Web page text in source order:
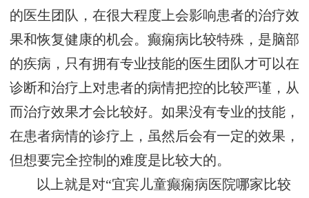
的医生团队，在很大程度上会影响患者的治疗效
果和恢复健康的机会。癫痫病比较特殊，是脑部
的疾病，只有拥有专业技能的医生团队才可以在
诊断和治疗上对患者的病情把控的比较严谨，从
而治疗效果才会比较好。如果没有专业的技能，
在患者病情的诊疗上，虽然后会有一定的效果，
但想要完全控制的难度是比较大的。
以上就是对“宜宾儿童癫痫病医院哪家比较